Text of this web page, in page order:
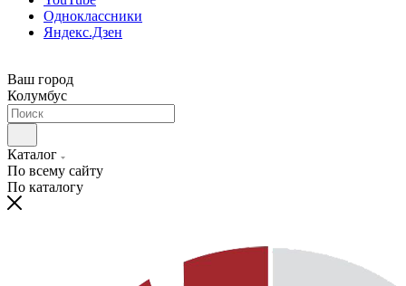
Одноклассники
Яндекс.Дзен
Ваш город
Колумбус
Каталог
По всему сайту
По каталогу